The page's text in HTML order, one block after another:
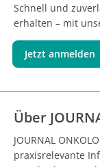
Schnell und
erhalten – mit
Jetzt anmelden
Über
JOURNAL
praxisrelevante